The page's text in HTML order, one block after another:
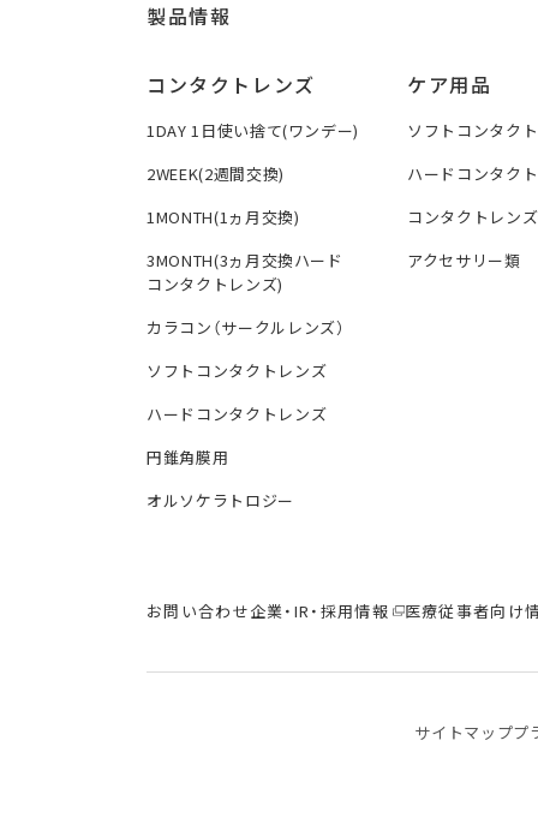
製品情報
コンタクトレンズ
1DAY 1日使い捨て(ワンデー)
2WEEK(2週間交換)
1MONTH(1ヵ月交換)
3MONTH(3ヵ月交換ハード
コンタクトレンズ)
カラコン（サークルレンズ）
ソフトコンタクトレンズ
ハードコンタクトレンズ
円錐角膜用
オルソケラトロジー
ケア用品
ソフトコンタク
ハードコンタク
コンタクトレン
アクセサリー類
お問い合わせ企業・IR・採用情報 医療従事者向け
サイトマッププ